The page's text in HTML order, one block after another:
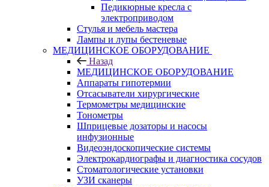
Педикюрные кресла с
электроприводом
Стулья и мебель мастера
Лампы и лупы бестеневые
МЕДИЦИНСКОЕ ОБОРУДОВАНИЕ
Назад
МЕДИЦИНСКОЕ ОБОРУДОВАНИЕ
Аппараты гипотермии
Отсасыватели хирургические
Термометры медицинские
Тонометры
Шприцевые дозаторы и насосы
инфузионные
Видеоэндоскопические системы
Электрокардиографы и диагностика сосудов
Стоматологические установки
УЗИ сканеры